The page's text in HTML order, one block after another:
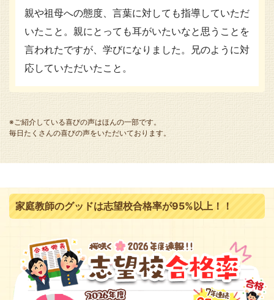
親や祖母への態度、言葉に対しても指導していただ
いたこと。親にとっても耳がいたいなと思うことを
言われたですが、学びになりました。兄のように対
応していただいたこと。
※ご紹介している喜びの声はほんの一部です。
毎日たくさんの喜びの声をいただいております。
家庭教師のグッドは志望校合格率が95%以上！！